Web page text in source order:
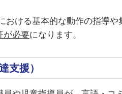
ける基本的な動作の指導や
が必要になります。
支援）